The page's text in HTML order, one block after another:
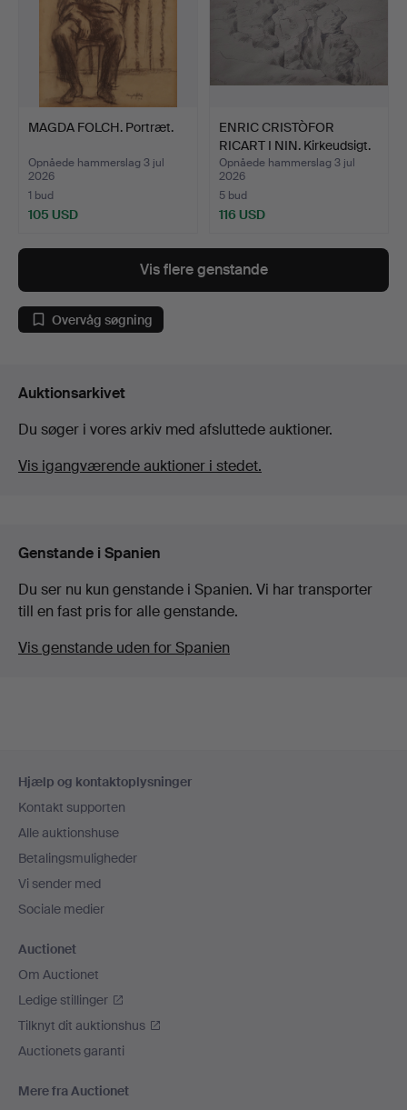
MAGDA FOLCH. Portræt.
Opnåede hammerslag 3 jul
2026
1 bud
105 USD
ENRIC CRISTÒFOR
RICART I NIN. Kirkeudsigt.
Opnåede hammerslag 3 jul
2026
5 bud
116 USD
Vis flere genstande
Overvåg søgning
Auktionsarkivet
Du søger i vores arkiv med afsluttede auktioner.
Vis igangværende auktioner i stedet.
Genstande i Spanien
Du ser nu kun genstande i Spanien. Vi har transporter
till en fast pris for alle genstande.
Vis genstande uden for Spanien
Hjælp og kontaktoplysninger
Kontakt supporten
Alle auktionshuse
Betalingsmuligheder
Vi sender med
Sociale medier
Auctionet
Om Auctionet
Ledige stillinger
Tilknyt dit auktionshus
Auctionets garanti
Mere fra Auctionet